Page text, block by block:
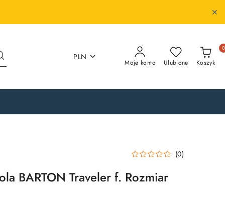
PLN
Moje konto Ulubione Koszyk
0
(0)
BARTON Traveler f. Rozmiar